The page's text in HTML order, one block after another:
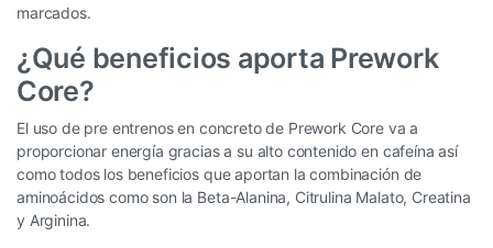
marcados.
¿Qué beneficios aporta Prework
Core?
El uso de pre entrenos en concreto de Prework Core va a
proporcionar energía gracias a su alto contenido en cafeína así
como todos los beneficios que aportan la combinación de
aminoácidos como son la Beta-Alanina, Citrulina Malato, Creatina
y Arginina.